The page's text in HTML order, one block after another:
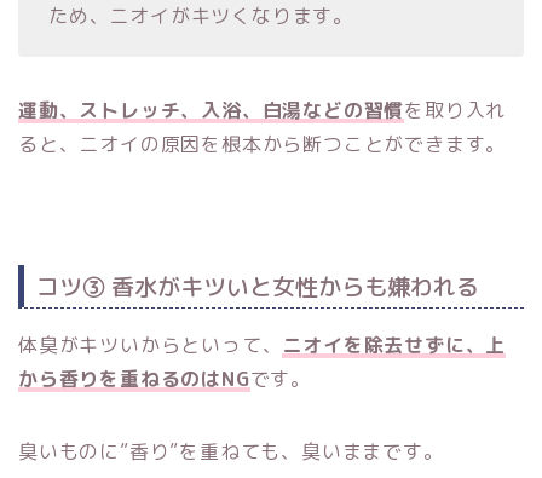
ため、ニオイがキツくなります。
運動、ストレッチ、入浴、白湯などの習慣を取り入れ
ると、ニオイの原因を根本から断つことができます。
コツ③ 香水がキツいと女性からも嫌われる
体臭がキツいからといって、 ニオイを除去せずに、上
から香りを重ねるのはNGです。
臭いものに”香り”を重ねても、臭いままです。